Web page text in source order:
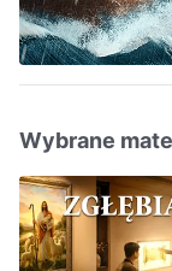
Wybrane